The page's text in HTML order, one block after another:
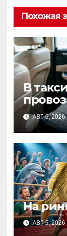
Похожая
В
АВГ 6, 2026
На
АВГ 5, 2026